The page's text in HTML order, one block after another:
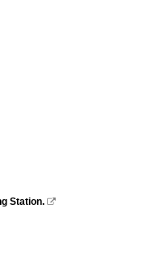
Station. 